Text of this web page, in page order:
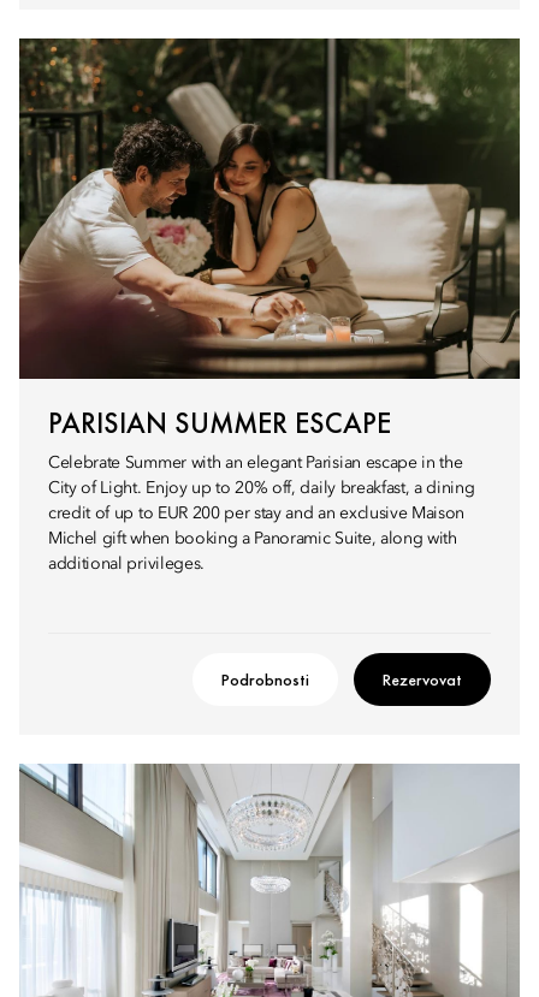
PARISIAN SUMMER ESCAPE
Celebrate Summer with an elegant Parisian escape in the
City of Light. Enjoy up to 20% off, daily breakfast, a dining
credit of up to EUR 200 per stay and an exclusive Maison
Michel gift when booking a Panoramic Suite, along with
additional privileges.
Podrobnosti Rezervovat